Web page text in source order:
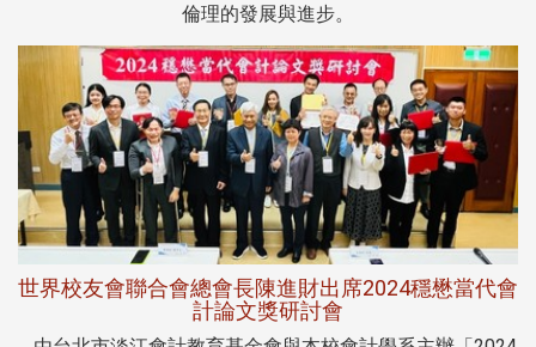
倫理的發展與進步。
世界校友會聯合會總會長陳進財出席2024穩懋當代會
計論文獎研討會